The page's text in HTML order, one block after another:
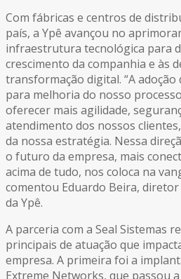
Com fábricas e centros de
país, a Ypê avançou no
infraestrutura tecnológica para
crescimento da companhia e às
transformação digital. “A
para melhoria do nosso
oferecer mais agilidade,
atendimento dos nossos
da nossa estratégia. Nessa
o futuro da empresa, mais
acima de tudo, nos coloca na
comentou Eduardo Beira,
da Ypê.
A parceria com a Seal Sistemas
principais de atuação que
empresa. A primeira foi a
Extreme Networks, que passou